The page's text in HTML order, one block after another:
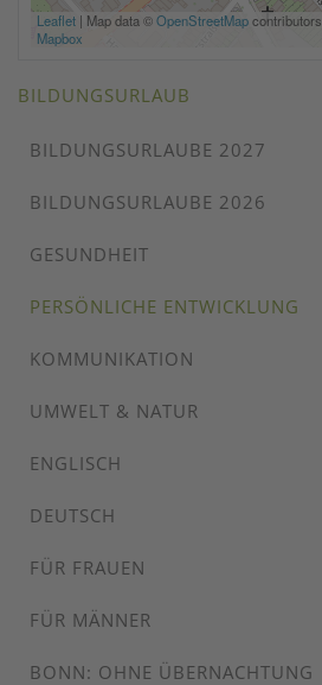
Leaflet | Map data ©OpenStreetMapcontributors,
Mapbox
BILDUNGSURLAUB
BILDUNGSURLAUBE 2027
BILDUNGSURLAUBE 2026
GESUNDHEIT
PERSÖNLICHE ENTWICKLUNG
KOMMUNIKATION
UMWELT & NATUR
ENGLISCH
DEUTSCH
FÜR FRAUEN
FÜR MÄNNER
BONN: OHNE ÜBERNACHTUNG